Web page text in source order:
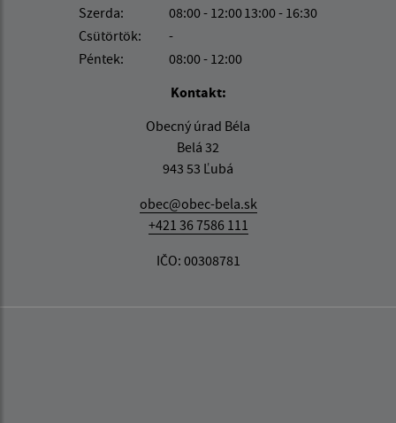
Szerda:
08:00 - 12:0013:00 - 16:30
Csütörtök:
-
Péntek:
08:00 - 12:00
Kontakt:
Obecný úrad Béla
Belá 32
943 53 Ľubá
obec@obec-bela.sk
+421 36 7586 111
IČO: 00308781